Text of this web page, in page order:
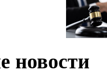
новости